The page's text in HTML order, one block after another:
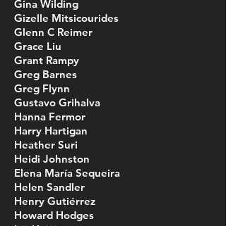
Gina Wilding
Gizelle Mitsicourides
Glenn C Reimer
Grace Liu
Grant Rampy
Greg Barnes
Greg Flynn
Gustavo Grihalva
Hanna Fermor
Harry Hartigan
Heather Suri
Heidi Johnston
Elena María Sequeira
Helen Sandler
Henry Gutiérrez
Howard Hodges